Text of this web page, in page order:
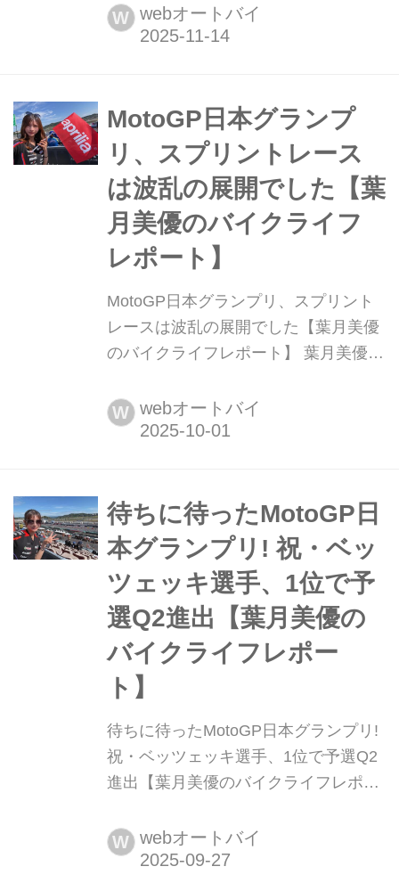
2025。各社が発表した主要な新型車の
速報は、すでにwebオートバイに掲載
だくため現地取材班が撮影し...
W webオートバイ
MotoGP日本グランプ
リ、スプリントレース
は波乱の展開でした【葉
月美優のバイクライフ
レポート】
MotoGP日本グランプリ、スプリント
レースは波乱の展開でした【葉月美優
のバイクライフレポート】 葉月美優で
た、MotoGP2025日本グランプリに行
ってきました。
W webオートバイ
待ちに待ったMotoGP日
本グランプリ! 祝・ベッ
ツェッキ選手、1位で予
選Q2進出【葉月美優の
バイクライフレポー
ト】
待ちに待ったMotoGP日本グランプリ!
祝・ベッツェッキ選手、1位で予選Q2
進出【葉月美優のバイクライフレポー
ったMotoGP日本グランプリのプラク
ティスデイ。とても楽しかったですよ!
W webオートバイ